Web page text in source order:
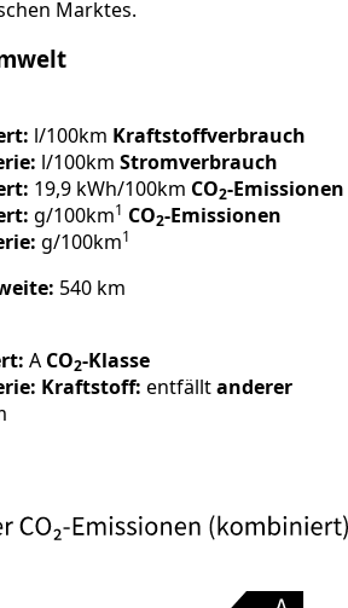
Marktes.
l/100km Kraftstoffverbrauch
l/100km Stromverbrauch
19,9 kWh/100km CO2-Emissionen
g/100km1 CO2-Emissionen
g/100km1
540 km
A CO2-Klasse
Kraftstoff: entfälltanderer